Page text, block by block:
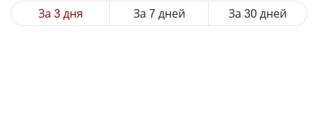
За 3 дня За 7 дней За 30 дней